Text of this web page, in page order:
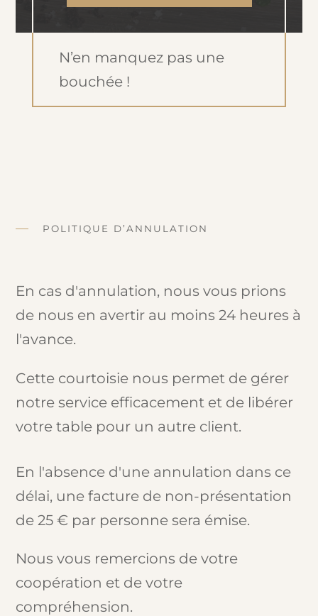
N’en manquez pas une
bouchée !
POLITIQUE D’ANNULATION
En cas d'annulation, nous vous prions
de nous en avertir au moins 24 heures à
l'avance.
Cette courtoisie nous permet de gérer
notre service efficacement et de libérer
votre table pour un autre client.
En l'absence d'une annulation dans ce
délai, une facture de non-présentation
de 25 € par personne sera émise.
Nous vous remercions de votre
coopération et de votre
compréhension.